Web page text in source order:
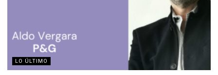
LO ÚLTIMO